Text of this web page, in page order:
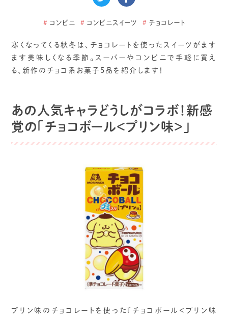
# コンビニ # コンビニスイーツ # チョコレート
寒くなってくる秋冬は、チョコレートを使ったスイーツがます
ます美味しくなる季節。スーパーやコンビニで手軽に買え
る、新作のチョコ系お菓子5品を紹介します！
あの人気キャラどうしがコラボ！新感
覚の「チョコボール＜プリン味＞」
プリン味のチョコレートを使った『チョコボール＜プリン味